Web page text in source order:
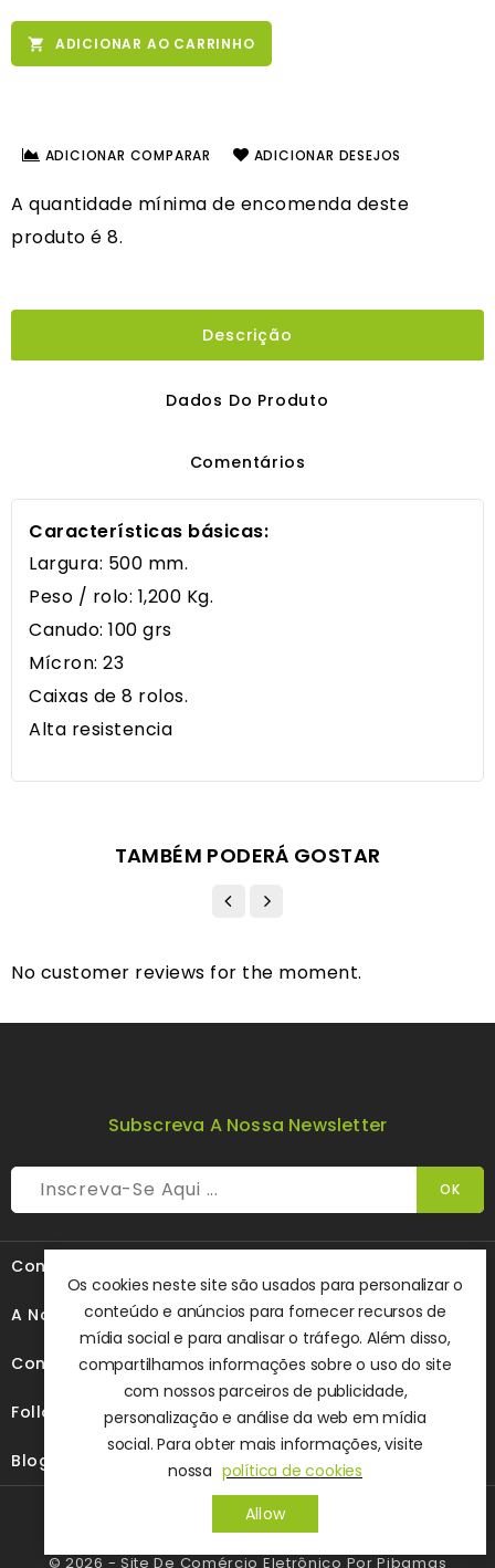
 ADICIONAR AO CARRINHO
ADICIONAR COMPARAR ADICIONAR DESEJOS
A quantidade mínima de encomenda deste
produto é 8.
Descrição
Dados Do Produto
Comentários
Características básicas:
Largura: 500 mm.
Peso / rolo: 1,200 Kg.
Canudo: 100 grs
Mícron: 23
Caixas de 8 rolos.
Alta resistencia
TAMBÉM PODERÁ GOSTAR
No customer reviews for the moment.
Subscreva A Nossa Newsletter
Contacte-Nos
A Nossa Empresa
Conteúdo
Follow Us
Blog
Os cookies neste site são usados ​​para personalizar o
conteúdo e anúncios para fornecer recursos de
mídia social e para analisar o tráfego. Além disso,
compartilhamos informações sobre o uso do site
com nossos parceiros de publicidade,
personalização e análise da web em mídia
social. Para obter mais informações, visite
nossa política de cookies
Allow
© 2026 - Site De Comércio Eletrônico Por Pibamas